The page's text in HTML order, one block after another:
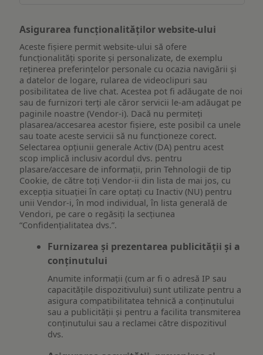
Asigurarea funcționalităților website-ului
Aceste fișiere permit website-ului să ofere
funcționalități sporite și personalizate, de exemplu
reţinerea preferinţelor personale cu ocazia navigării și
a datelor de logare, rularea de videoclipuri sau
posibilitatea de live chat. Acestea pot fi adăugate de noi
sau de furnizori terți ale căror servicii le-am adăugat pe
paginile noastre (Vendor-i). Dacă nu permiteți
plasarea/accesarea acestor fișiere, este posibil ca unele
sau toate aceste servicii să nu funcționeze corect.
Selectarea opțiunii generale Activ (DA) pentru acest
scop implică inclusiv acordul dvs. pentru
plasare/accesare de informații, prin Tehnologii de tip
Cookie, de către toți Vendor-ii din lista de mai jos, cu
excepția situației în care optați cu Inactiv (NU) pentru
unii Vendor-i, în mod individual, în lista generală de
Vendori, pe care o regăsiți la secțiunea
“Confidențialitatea dvs.”.
Furnizarea și prezentarea publicității și a
conținutului
Anumite informații (cum ar fi o adresă IP sau
capacitățile dispozitivului) sunt utilizate pentru a
asigura compatibilitatea tehnică a conținutului
sau a publicității și pentru a facilita transmiterea
conținutului sau a reclamei către dispozitivul
dvs.